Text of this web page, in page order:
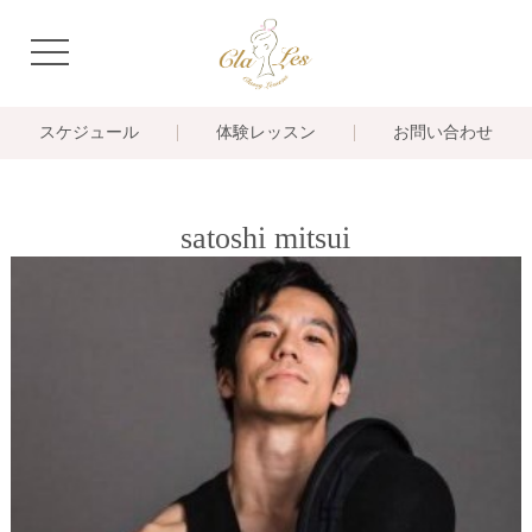
navigation
スケジュール 体験レッスン お問い合わせ
satoshi mitsui